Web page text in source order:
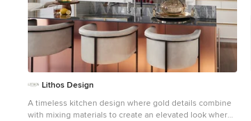
Lithos Design
A timeless kitchen design where gold details combine
with mixing materials to create an elevated look where